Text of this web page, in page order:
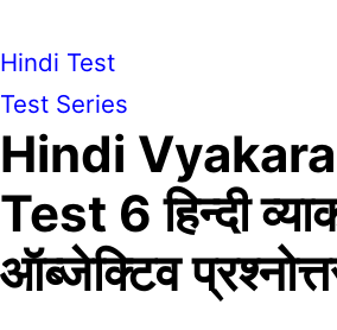
Hindi Test
Test Series
Hindi
Test 6 हिन्दी
ऑब्जेक्टिव